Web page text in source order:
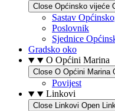
Close Općinsko vijeće
Sastav
Poslovnik
Sjednice
Gradsko oko
O Općini Marina
Close O Općini Marina
Povijest
Linkovi
Close Linkovi Open